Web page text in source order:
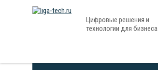
Цифровые решения и
технологии для бизнеса